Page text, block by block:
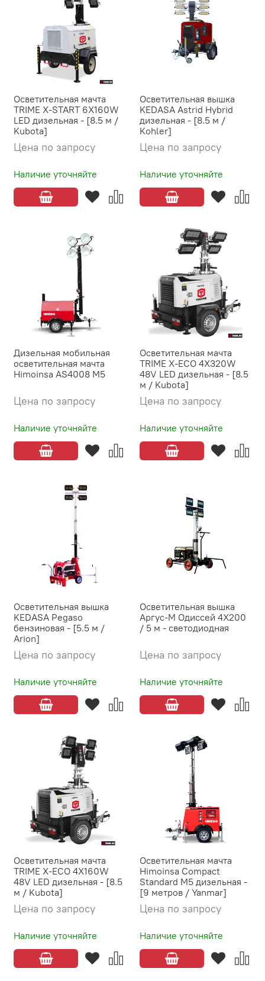
Осветительная мачта
TRIME X-START 6X160W
LED дизельная - [8.5 м /
Kubota]
Наличие уточняйте
Цена по запросу
Осветительная вышка
KEDASA Astrid Hybrid
дизельная - [8.5 м /
Kohler]
Наличие уточняйте
Цена по запросу
Дизельная мобильная
осветительная мачта
Himoinsa AS4008 M5
Наличие уточняйте
Цена по запросу
Осветительная мачта
TRIME X-ECO 4X320W
48V LED дизельная - [8.5
м / Kubota]
Наличие уточняйте
Цена по запросу
Осветительная вышка
KEDASA Pegaso
бензиновая - [5.5 м /
Arion]
Наличие уточняйте
Цена по запросу
Осветительная вышка
Аргус-М Одиссей 4X200
/ 5 м - светодиодная
Наличие уточняйте
Цена по запросу
Осветительная мачта
TRIME X-ECO 4X160W
48V LED дизельная - [8.5
м / Kubota]
Наличие уточняйте
Цена по запросу
Осветительная мачта
Himoinsa Compact
Standard M5 дизельная -
[9 метров / Yanmar]
Наличие уточняйте
Цена по запросу